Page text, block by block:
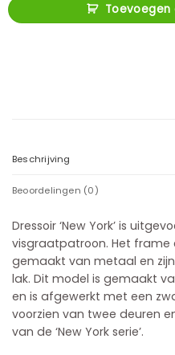
Toevoegen
Beschrijving
Beoordelingen (0)
Dressoir ‘New York’ is
visgraatpatroon. Het frame
gemaakt van metaal en
lak. Dit model is gemaakt
en is afgewerkt met een
voorzien van twee deuren
van de ‘New York serie’.